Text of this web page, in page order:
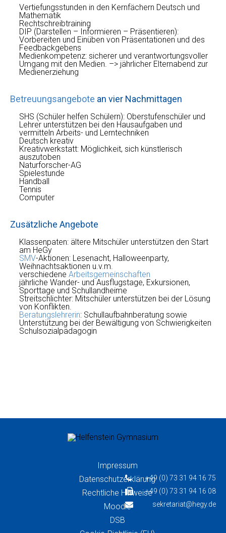
Vertiefungsstunden in den Kernfächern Deutsch und
Mathematik
Rechtschreibtraining
DIP (Darstellen – Informieren – Präsentieren):
Vorbereiten und Einüben von Präsentationen und des
Feedbackgebens
Medienkompetenz: sicherer und verantwortungsvoller
Umgang mit den Medien. –> jährlicher Elternabend zur
Medienerziehung
Betreuungsangebote an vier Nachmittagen
SHS (Schüler helfen Schülern): Oberstufenschüler und
Lehrer unterstützen bei den Hausaufgaben und
vermitteln Arbeits- und Lerntechniken
Deutsch kreativ
Kreativwerkstatt: Möglichkeit, sich künstlerisch
auszutoben
Naturforscher-AG
Spielestunde
Handball
Tennis
Computer
Zusätzliche Angebote
Klassenpaten: ältere Mitschüler unterstützen den Start
am HeGy
SMV-Aktionen: Lesenacht, Halloweenparty,
Weihnachtsaktionen u.v.m.
verschiedene Arbeitsgemeinschaften
jährliche Wander- und Ausflugstage, Exkursionen,
Sporttage und Schullandheime
Streitschlichter: Mitschüler unterstützen bei der Lösung
von Konflikten.
Beratungslehrerin: Schullaufbahnberatung sowie
Unterstützung bei der Bewältigung von Schwierigkeiten
Schulsozialpädagogin
+49 (0) 73 31 94 16 75
+49 (0) 73 31 94 16 08
sekretariat@hegy.de
Impressum
Datenschutzerklärung
Rechtliche Hinweise
Moodle
DSB